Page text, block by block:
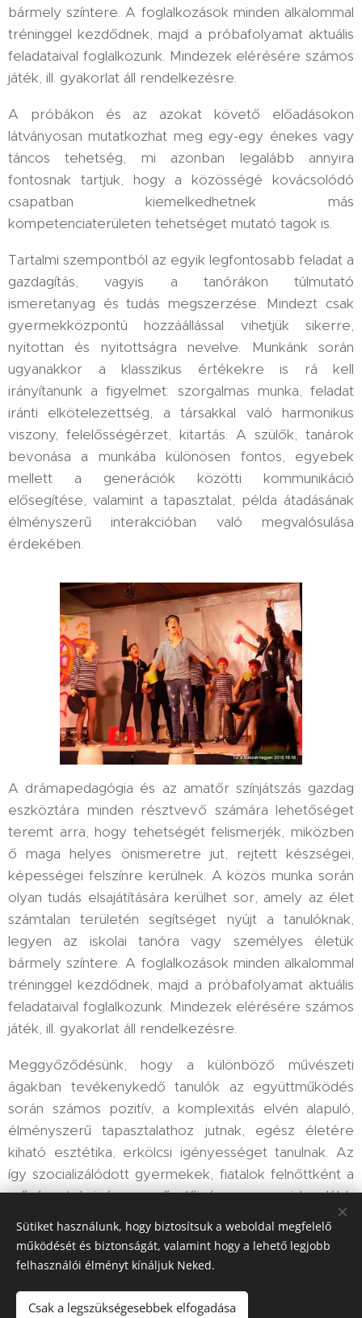
bármely színtere. A foglalkozások minden alkalommal
tréninggel kezdődnek, majd a próbafolyamat aktuális
feladataival foglalkozunk. Mindezek elérésére számos
játék, ill. gyakorlat áll rendelkezésre.
A próbákon és az azokat követő előadásokon
látványosan mutatkozhat meg egy-egy énekes vagy
táncos tehetség, mi azonban legalább annyira
fontosnak tartjuk, hogy a közösségé kovácsolódó
csapatban kiemelkedhetnek más
kompetenciaterületen tehetséget mutató tagok is.
Tartalmi szempontból az egyik legfontosabb feladat a
gazdagítás, vagyis a tanórákon túlmutató
ismeretanyag és tudás megszerzése. Mindezt csak
gyermekközpontú hozzáállással vihetjük sikerre,
nyitottan és nyitottságra nevelve. Munkánk során
ugyanakkor a klasszikus értékekre is rá kell
irányítanunk a figyelmet: szorgalmas munka, feladat
iránti elkötelezettség, a társakkal való harmonikus
viszony, felelősségérzet, kitartás. A szülők, tanárok
bevonása a munkába különösen fontos, egyebek
mellett a generációk közötti kommunikáció
elősegítése, valamint a tapasztalat, példa átadásának
élményszerű interakcióban való megvalósulása
érdekében.
A drámapedagógia és az amatőr színjátszás gazdag
eszköztára minden résztvevő számára lehetőséget
teremt arra, hogy tehetségét felismerjék, miközben
ő maga helyes önismeretre jut, rejtett készségei,
képességei felszínre kerülnek. A közös munka során
olyan tudás elsajátítására kerülhet sor, amely az élet
számtalan területén segítséget nyújt a tanulóknak,
legyen az iskolai tanóra vagy személyes életük
bármely színtere. A foglalkozások minden alkalommal
tréninggel kezdődnek, majd a próbafolyamat aktuális
feladataival foglalkozunk. Mindezek elérésére számos
játék, ill. gyakorlat áll rendelkezésre.
Meggyőződésünk, hogy a különböző művészeti
ágakban tevékenykedő tanulók az együttműködés
során számos pozitív, a komplexitás elvén alapuló,
élményszerű tapasztalathoz jutnak, egész életére
kiható esztétika, erkölcsi igényességet tanulnak. Az
így szocializálódott gyermekek, fiatalok felnőttként a
művészetek igényes művelőivé vagy - ami legalább
ilyen fontos - befogadóivá válnak.
Borbély Mihályné
Sütiket használunk, hogy biztosítsuk a weboldal megfelelő
működését és biztonságát, valamint hogy a lehető legjobb
felhasználói élményt kínáljuk Neked.
Csak a legszükségesebbek elfogadása